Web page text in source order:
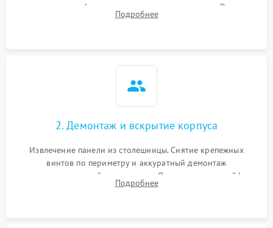
проверка конфорок на равномерность нагрева. Опрос
клиента о симптомах (не включается, не видит посуду,
Подробнее
2. Демонтаж и вскрытие корпуса
Извлечение панели из столешницы. Снятие крепежных
винтов по периметру и аккуратный демонтаж
стеклокерамической поверхности. Отсоединение шлейфов
сенсорного блока для доступа к силовым платам, катушкам
Подробнее